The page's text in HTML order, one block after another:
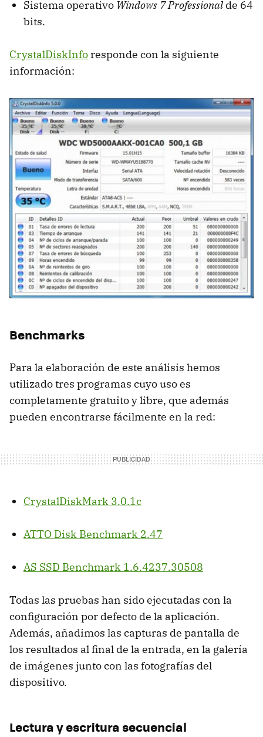
Sistema operativo Windows 7 Professionalde 64
bits.
CrystalDiskInfo responde con la siguiente
información:
Benchmarks
Para la elaboración de este análisis hemos
utilizado tres programas cuyo uso es
completamente gratuito y libre, que además
pueden encontrarse fácilmente en la red:
CrystalDiskMark 3.0.1c
ATTO Disk Benchmark 2.47
AS SSD Benchmark 1.6.4237.30508
Todas las pruebas han sido ejecutadas con la
configuración por defecto de la aplicación.
Además, añadimos las capturas de pantalla de
los resultados al final de la entrada, en la galería
de imágenes junto con las fotografías del
dispositivo.
Lectura y escritura secuencial